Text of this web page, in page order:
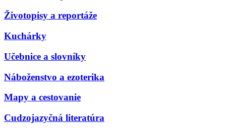
Životopisy a reportáže
Kuchárky
Učebnice a slovníky
Náboženstvo a ezoterika
Mapy a cestovanie
Cudzojazyčná literatúra